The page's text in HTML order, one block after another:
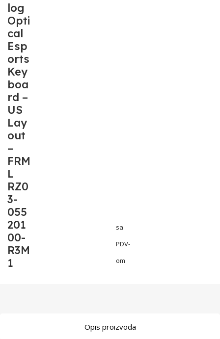
log
Opti
cal
Esp
orts
Key
boa
rd –
US
Lay
out
–
FRM
L
RZ0
3-
055
201
00-
R3M
1
sa
PDV-
om
Opis proizvoda